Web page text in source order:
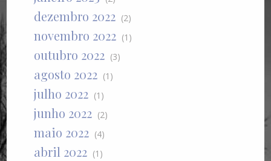
dezembro 2022 (2)
novembro 2022 (1)
outubro 2022 (3)
agosto 2022 (1)
julho 2022 (1)
junho 2022 (2)
maio 2022 (4)
abril 2022 (1)